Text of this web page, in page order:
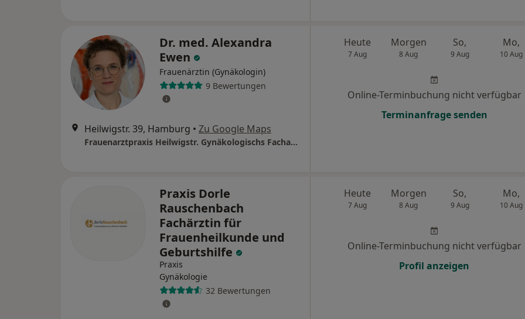
Dr. med. Alexandra
Ewen
Frauenärztin (Gynäkologin)
9 Bewertungen
Heilwigstr. 39, Hamburg • Zu Google Maps
Frauenarztpraxis Heilwigstr. Gynäkologischs Facharztzentrum
Heute
7 Aug
Morgen
8 Aug
So,
9 Aug
Mo,
10 Aug
Online-Terminbuchung nicht verfügbar
Terminanfrage senden
Praxis Dorle
Rauschenbach
Fachärztin für
Frauenheilkunde und
Geburtshilfe
Praxis
Gynäkologie
32 Bewertungen
Heute
7 Aug
Morgen
8 Aug
So,
9 Aug
Mo,
10 Aug
Online-Terminbuchung nicht verfügbar
Profil anzeigen